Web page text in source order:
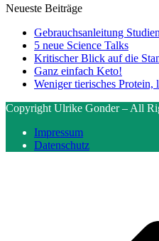
Neueste Beiträge
Gebrauchsanleitung
5 neue Science Talks
Kritischer Blick auf die
Ganz einfach Keto!
Weniger tierisches Protein,
Copyright Ulrike Gonder – All
Impressum
Datenschutz